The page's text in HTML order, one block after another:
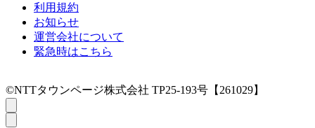
利用規約
お知らせ
運営会社について
緊急時はこちら
©NTTタウンページ株式会社 TP25-193号【261029】